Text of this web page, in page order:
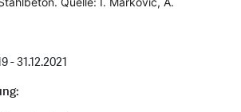
- 31.12.2021